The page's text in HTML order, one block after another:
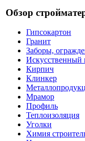
Обзор
Гипсокартон
Гранит
Заборы,
Искусственный
Кирпич
Клинкер
Мрамор
Профиль
Теплоизоляция
Уголки
Химия